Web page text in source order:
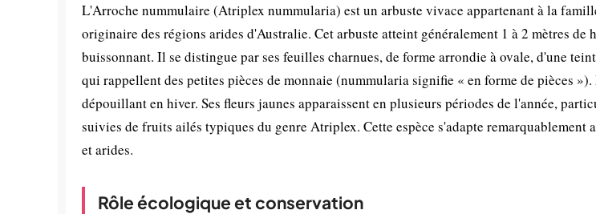
L'Arroche nummulaire (Atriplex nummularia) est un arbuste vivace appartenant à la
originaire des régions arides d'Australie. Cet arbuste atteint généralement 1 à 2 mètres de
buissonnant. Il se distingue par ses feuilles charnues, de forme arrondie à ovale, d'une
qui rappellent des petites pièces de monnaie (nummularia signifie « en forme de pièces
dépouillant en hiver. Ses fleurs jaunes apparaissent en plusieurs périodes de l'année,
suivies de fruits ailés typiques du genre Atriplex. Cette espèce s'adapte remarquablement
et arides.
Rôle écologique et conservation